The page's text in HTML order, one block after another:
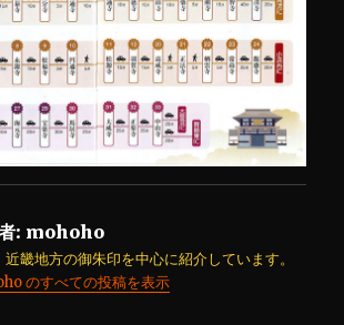
: mohoho
近畿地方の御朱印を中心に紹介しています。
のすべての投稿を表示